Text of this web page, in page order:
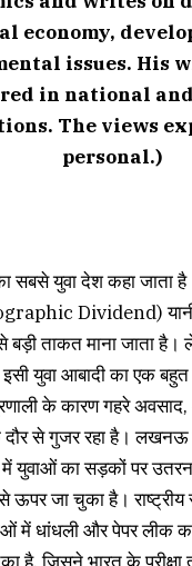
सबसे युवा देश कहा जाता
Dividend)
बड़ी ताकत माना जाता
युवा आबादी का एक बहुत
प्रणाली के कारण गहरे
दौर से गुजर रहा है।
का सड़कों पर
ऊपर जा चुका है।
में धांधली और पेपर लीक